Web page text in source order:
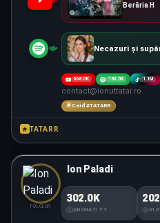
Berăria H
Necazuri și
668.0K 134.5K 1.1M
contact@ionuttatar.ro
🃏 Card #TATARR
# TATARR
FOLCLOR
Ion Paladi
302.0K
ABONAȚI YT